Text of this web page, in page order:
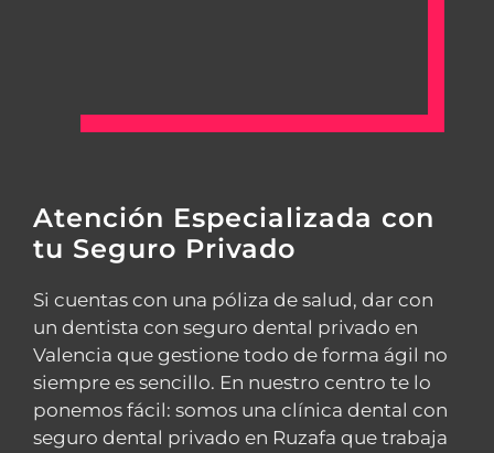
Atención Especializada con
tu Seguro Privado
Si cuentas con una póliza de salud, dar con
un dentista con seguro dental privado en
Valencia que gestione todo de forma ágil no
siempre es sencillo. En nuestro centro te lo
ponemos fácil: somos una clínica dental con
seguro dental privado en Ruzafa que trabaja